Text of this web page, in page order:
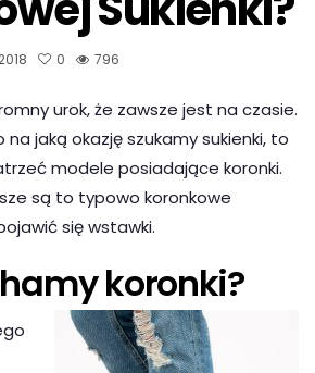
0 796
urok, że zawsze jest na czasie.
jaką okazję szukamy sukienki, to
modele posiadające koronki.
są to typowo koronkowe
się wstawki.
koronki?